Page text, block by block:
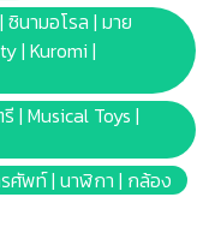
สีสันบนผลิตภัณฑ์ หรือ
ทราบล่วงหน้า และสี
วามแตกต่างกันจาก
จอ
าดเล็ก เด็กควรใช้
ซินามอโรล | มาย
| Kuromi |
| Musical Toys |
ศัพท์ | นาฬิกา | กล้อง